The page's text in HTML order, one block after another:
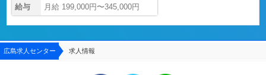
給与 月給 199,000円〜345,000円
広島求人センター 求人情報